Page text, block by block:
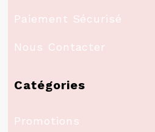
Paiement Sécurisé
Nous Contacter
Catégories
Promotions